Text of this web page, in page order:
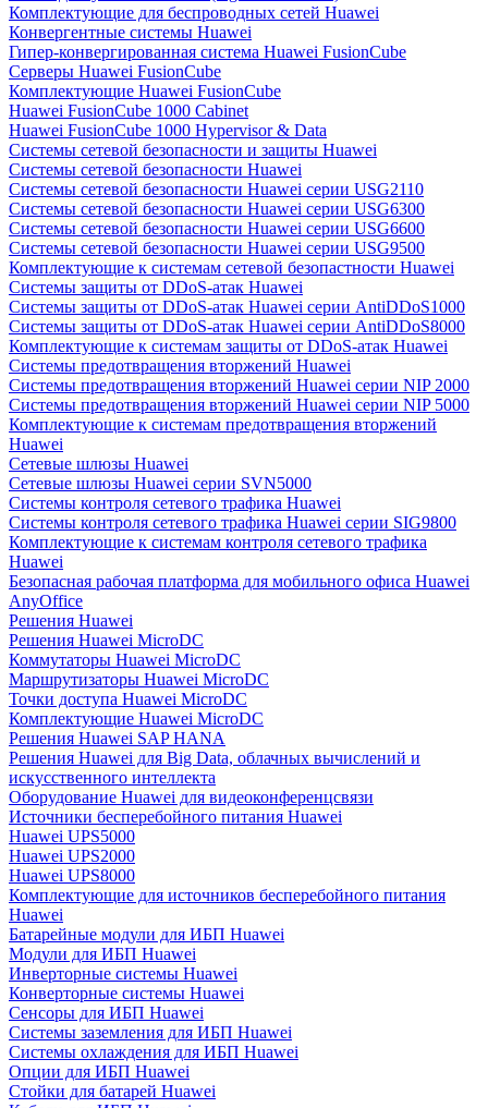
Комплектующие для беспроводных сетей Huawei
Конвергентные системы Huawei
Гипер-конвергированная система Huawei FusionCube
Серверы Huawei FusionCube
Комплектующие Huawei FusionCube
Huawei FusionCube 1000 Cabinet
Huawei FusionCube 1000 Hypervisor & Data
Системы сетевой безопасности и защиты Huawei
Системы сетевой безопасности Huawei
Системы сетевой безопасности Huawei серии USG2110
Системы сетевой безопасности Huawei серии USG6300
Системы сетевой безопасности Huawei серии USG6600
Системы сетевой безопасности Huawei серии USG9500
Комплектующие к системам сетевой безопастности Huawei
Системы защиты от DDoS-атак Huawei
Системы защиты от DDoS-атак Huawei серии AntiDDoS1000
Системы защиты от DDoS-атак Huawei серии AntiDDoS8000
Комплектующие к системам защиты от DDoS-атак Huawei
Системы предотвращения вторжений Huawei
Системы предотвращения вторжений Huawei серии NIP 2000
Системы предотвращения вторжений Huawei серии NIP 5000
Комплектующие к системам предотвращения вторжений
Huawei
Сетевые шлюзы Huawei
Сетевые шлюзы Huawei серии SVN5000
Системы контроля сетевого трафика Huawei
Системы контроля сетевого трафика Huawei серии SIG9800
Комплектующие к системам контроля сетевого трафика
Huawei
Безопасная рабочая платформа для мобильного офиса Huawei
AnyOffice
Решения Huawei
Решения Huawei MicroDC
Коммутаторы Huawei MicroDC
Маршрутизаторы Huawei MicroDC
Точки доступа Huawei MicroDC
Комплектующие Huawei MicroDC
Решения Huawei SAP HANA
Решения Huawei для Big Data, облачных вычислений и
искусственного интеллекта
Оборудование Huawei для видеоконференцсвязи
Источники бесперебойного питания Huawei
Huawei UPS5000
Huawei UPS2000
Huawei UPS8000
Комплектующие для источников бесперебойного питания
Huawei
Батарейные модули для ИБП Huawei
Модули для ИБП Huawei
Инверторные системы Huawei
Конверторные системы Huawei
Сенсоры для ИБП Huawei
Системы заземления для ИБП Huawei
Системы охлаждения для ИБП Huawei
Опции для ИБП Huawei
Стойки для батарей Huawei